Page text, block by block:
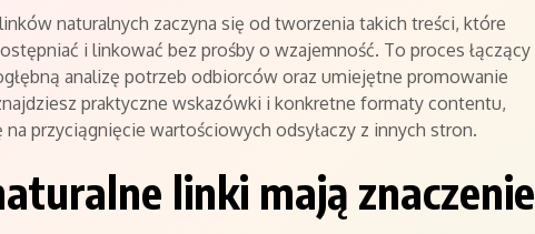
naturalnych zaczyna się od tworzenia takich treści, które
i linkować bez prośby o wzajemność. To proces łączący
analizę potrzeb odbiorców oraz umiejętne promowanie
praktyczne wskazówki i konkretne formaty contentu,
przyciągnięcie wartościowych odsyłaczy z innych stron.
linki mają znaczenie